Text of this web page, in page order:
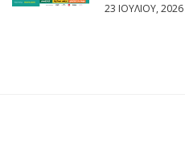
23 ΙΟΥΛΊΟΥ, 2026